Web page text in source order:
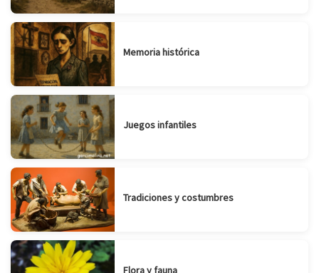
Memoria histórica
Juegos infantiles
Tradiciones y costumbres
Flora y fauna